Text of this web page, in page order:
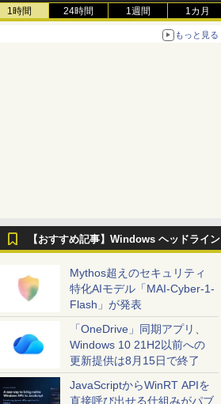
1時間 24時間 1週間 1カ月
もっと見る
【おすすめ記事】Windows ヘッドライン
Mythos超えのセキュリティ
特化AIモデル「MAI-Cyber-1-
Flash」が発表
「OneDrive」同期アプリ、
Windows 10 21H2以前への
更新提供は8月15日で終了
JavaScriptからWinRT APIを
直接呼び出せる仕組みがパブ